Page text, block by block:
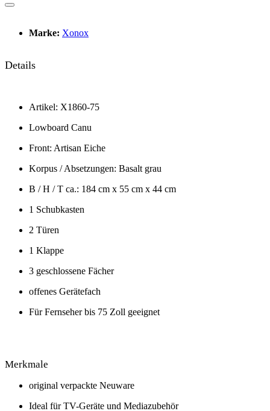
Marke: Xonox
Details
Artikel: X1860-75
Lowboard Canu
Front: Artisan Eiche
Korpus / Absetzungen: Basalt grau
B / H / T ca.: 184 cm x 55 cm x 44 cm
1 Schubkasten
2 Türen
1 Klappe
3 geschlossene Fächer
offenes Gerätefach
Für Fernseher bis 75 Zoll geeignet
Merkmale
original verpackte Neuware
Ideal für TV-Geräte und Mediazubehör